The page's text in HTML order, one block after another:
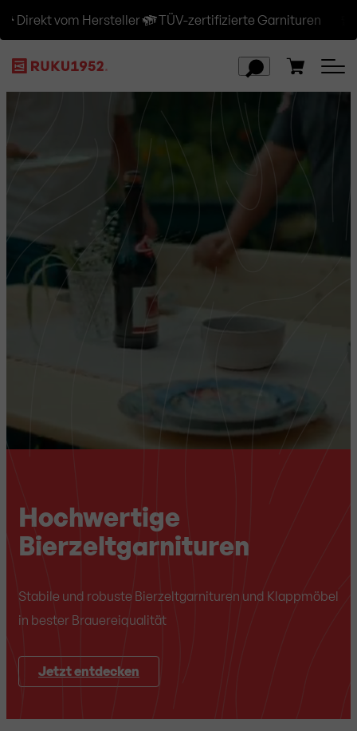
vom Hersteller TÜV-zertifizierte Garnituren
Hochwertige
Bierzeltgarnituren
Stabile und robuste Bierzeltgarnituren und Klappmöbel
in bester Brauereiqualität
Jetzt entdecken